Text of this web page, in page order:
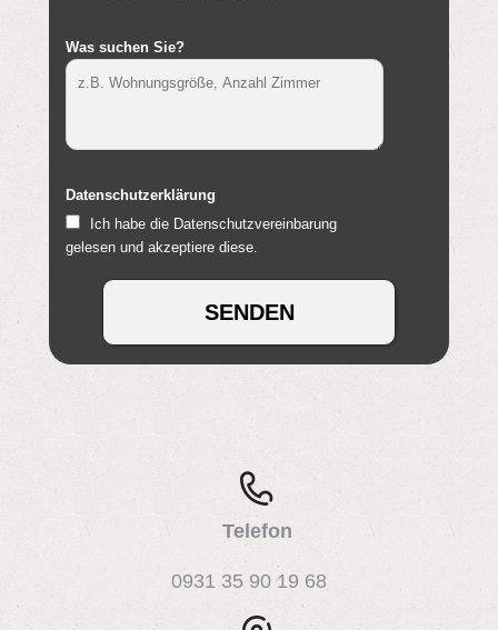
Was suchen Sie?
Datenschutzerklärung
Ich habe die Datenschutzvereinbarung
gelesen und akzeptiere diese.
Telefon
0931 35 90 19 68